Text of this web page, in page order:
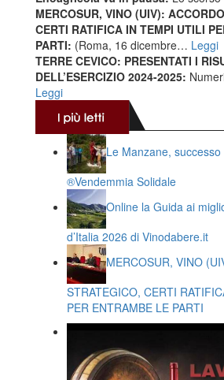
MERCOSUR, VINO (UIV):
CERTI RATIFICA IN TEMPI UTILI
PARTI: (Roma, 16 dicembre… Leggi
TERRE CEVICO: PRESENTATI I
DELL’ESERCIZIO 2024-2025:
Leggi
Le Manzane, successo
®️Vendemmia Solidale
Online la Guida ai
d’Italia 2026 di Vinodabere.it
MERCOSUR, VINO
STRATEGICO, CERTI
PER ENTRAMBE LE PARTI